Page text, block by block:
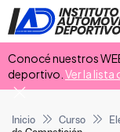
Conocé nuestros
deportivo. Ver la lista
Inicio Curso